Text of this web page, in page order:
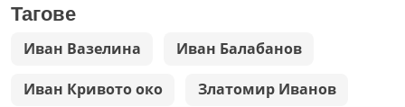
Тагове
Иван Вазелина Иван Балабанов
Иван Кривото око Златомир Иванов